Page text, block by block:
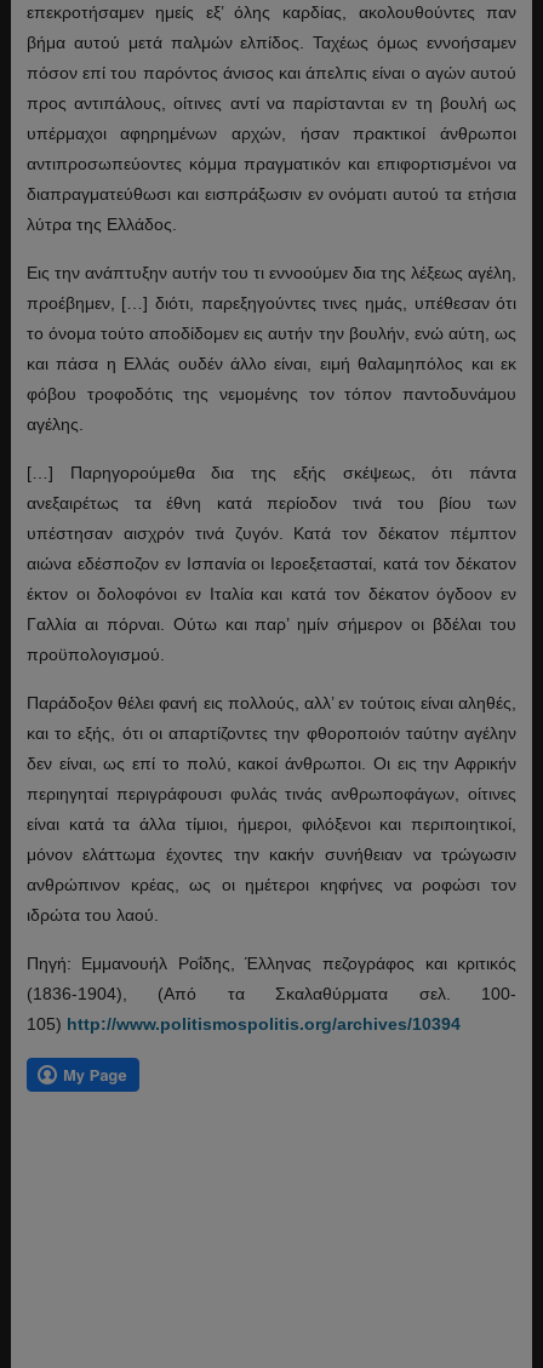
επεκροτήσαμεν ημείς εξ’ όλης καρδίας, ακολουθούντες παν
βήμα αυτού μετά παλμών ελπίδος. Ταχέως όμως εννοήσαμεν
πόσον επί του παρόντος άνισος και άπελπις είναι ο αγών αυτού
προς αντιπάλους, οίτινες αντί να παρίστανται εν τη βουλή ως
υπέρμαχοι αφηρημένων αρχών, ήσαν πρακτικοί άνθρωποι
αντιπροσωπεύοντες κόμμα πραγματικόν και επιφορτισμένοι να
διαπραγματεύθωσι και εισπράξωσιν εν ονόματι αυτού τα ετήσια
λύτρα της Ελλάδος.
Εις την ανάπτυξην αυτήν του τι εννοούμεν δια της λέξεως αγέλη,
προέβημεν, […] διότι, παρεξηγούντες τινες ημάς, υπέθεσαν ότι
το όνομα τούτο αποδίδομεν εις αυτήν την βουλήν, ενώ αύτη, ως
και πάσα η Ελλάς ουδέν άλλο είναι, ειμή θαλαμηπόλος και εκ
φόβου τροφοδότις της νεμομένης τον τόπον παντοδυνάμου
αγέλης.
[…] Παρηγορούμεθα δια της εξής σκέψεως, ότι πάντα
ανεξαιρέτως τα έθνη κατά περίοδον τινά του βίου των
υπέστησαν αισχρόν τινά ζυγόν. Κατά τον δέκατον πέμπτον
αιώνα εδέσποζον εν Ισπανία οι Ιεροεξετασταί, κατά τον δέκατον
έκτον οι δολοφόνοι εν Ιταλία και κατά τον δέκατον όγδοον εν
Γαλλία αι πόρναι. Ούτω και παρ’ ημίν σήμερον οι βδέλαι του
προϋπολογισμού.
Παράδοξον θέλει φανή εις πολλούς, αλλ’ εν τούτοις είναι αληθές,
και το εξής, ότι οι απαρτίζοντες την φθοροποιόν ταύτην αγέλην
δεν είναι, ως επί το πολύ, κακοί άνθρωποι. Οι εις την Αφρικήν
περιηγηταί περιγράφουσι φυλάς τινάς ανθρωποφάγων, οίτινες
είναι κατά τα άλλα τίμιοι, ήμεροι, φιλόξενοι και περιποιητικοί,
μόνον ελάττωμα έχοντες την κακήν συνήθειαν να τρώγωσιν
ανθρώπινον κρέας, ως οι ημέτεροι κηφήνες να ροφώσι τον
ιδρώτα του λαού.
Πηγή: Εμμανουήλ Ροΐδης, Έλληνας πεζογράφος και κριτικός
(1836-1904), (Από τα Σκαλαθύρματα σελ. 100-
105) http://www.politismospolitis.org/archives/10394